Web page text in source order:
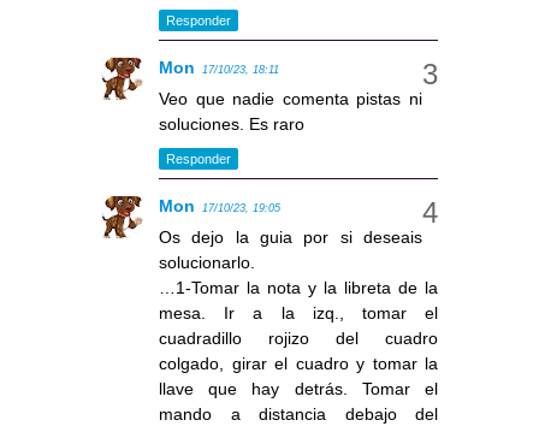
Responder
Mon 17/10/23, 18:11
Veo que nadie comenta pistas ni
soluciones. Es raro
Responder
Mon 17/10/23, 19:05
Os dejo la guia por si deseais
solucionarlo.
…1-Tomar la nota y la libreta de la
mesa. Ir a la izq., tomar el
cuadradillo rojizo del cuadro
colgado, girar el cuadro y tomar la
llave que hay detrás. Tomar el
mando a distancia debajo del